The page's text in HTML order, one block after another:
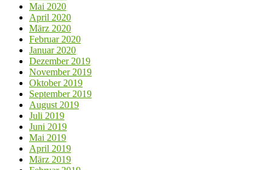
Mai 2020
April 2020
März 2020
Februar 2020
Januar 2020
Dezember 2019
November 2019
Oktober 2019
September 2019
August 2019
Juli 2019
Juni 2019
Mai 2019
April 2019
März 2019